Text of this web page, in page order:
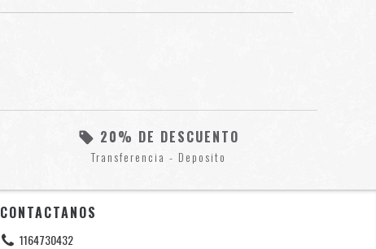
20% DE DESCUENTO
Transferencia - Deposito
CONTACTANOS
1164730432